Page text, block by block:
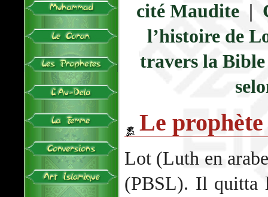
cité Maudite |
l’histoire de
travers la Bible
Le
Lot (Luth en
(PBSL). Il quitta